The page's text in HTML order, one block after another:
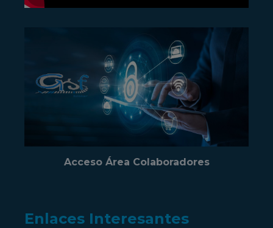
Acceso Área Colaboradores
Enlaces Interesantes